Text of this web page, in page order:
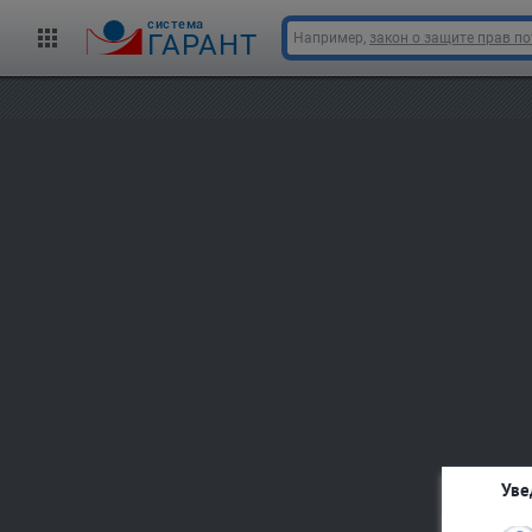
cистема
ГАРАНТ Например, закон о защите прав